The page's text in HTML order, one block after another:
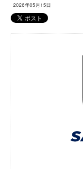
2026年05月15日